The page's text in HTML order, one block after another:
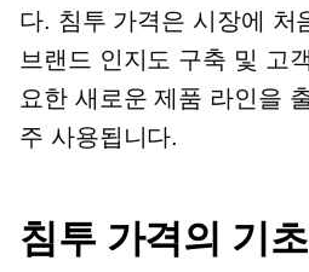
다. 침투 가격은 시장에 처
브랜드 인지도 구축 및 고
요한 새로운 제품 라인을
주 사용됩니다.
침투 가격의 기초